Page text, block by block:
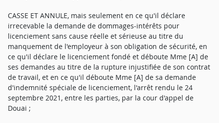
CASSE ET ANNULE, mais seulement en ce qu'il déclare
irrecevable la demande de dommages-intérêts pour
licenciement sans cause réelle et sérieuse au titre du
manquement de l'employeur à son obligation de sécurité, en
ce qu'il déclare le licenciement fondé et déboute Mme [A] de
ses demandes au titre de la rupture injustifiée de son contrat
de travail, et en ce qu'il déboute Mme [A] de sa demande
d'indemnité spéciale de licenciement, l'arrêt rendu le 24
septembre 2021, entre les parties, par la cour d'appel de
Douai ;